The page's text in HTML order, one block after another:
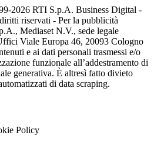
2026 RTI S.p.A. Business Digital -
riservati - Per la pubblicità
Mediaset N.V., sede legale
Viale Europa 46, 20093 Cologno
e ai dati personali trasmessi e/o
funzionale all’addestramento di
generativa. È altresì fatto divieto
di data scraping.
Policy